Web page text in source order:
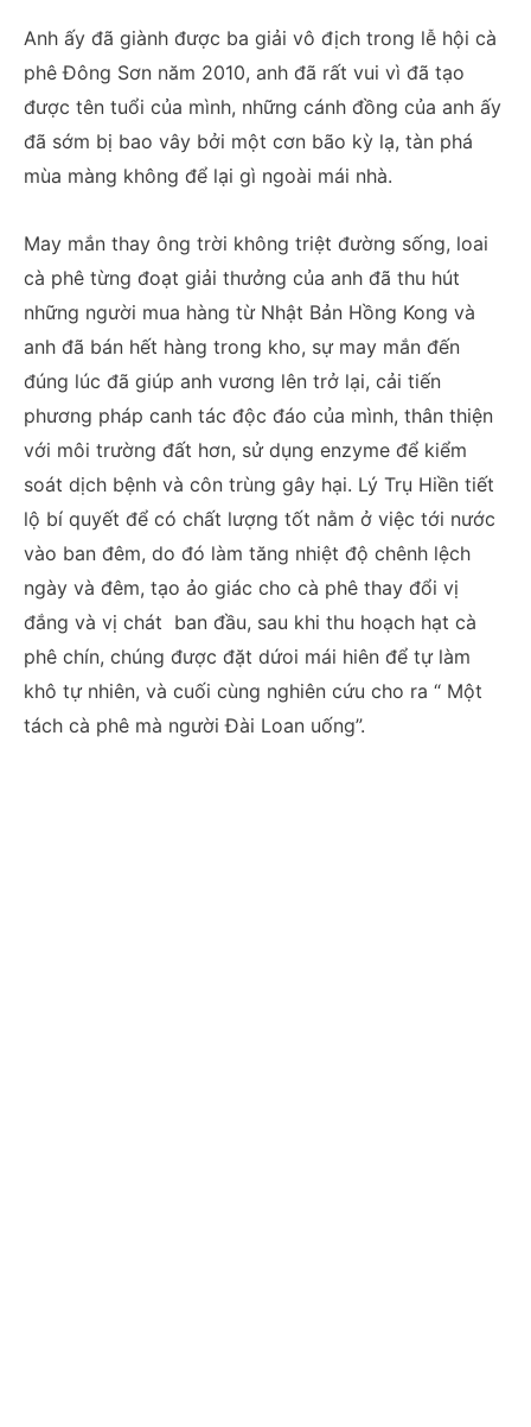
Anh ấy đã giành được ba giải vô địch trong lễ hội cà
phê Đông Sơn năm 2010, anh đã rất vui vì đã tạo
được tên tuổi của mình, những cánh đồng của anh ấy
đã sớm bị bao vây bởi một cơn bão kỳ lạ, tàn phá
mùa màng không để lại gì ngoài mái nhà.
May mắn thay ông trời không triệt đường sống, loai
cà phê từng đoạt giải thưởng của anh đã thu hút
những người mua hàng từ Nhật Bản Hồng Kong và
anh đã bán hết hàng trong kho, sự may mắn đến
đúng lúc đã giúp anh vương lên trở lại, cải tiến
phương pháp canh tác độc đáo của mình, thân thiện
với môi trường đất hơn, sử dụng enzyme để kiểm
soát dịch bệnh và côn trùng gây hại. Lý Trụ Hiền tiết
lộ bí quyết để có chất lượng tốt nằm ở việc tới nước
vào ban đêm, do đó làm tăng nhiệt độ chênh lệch
ngày và đêm, tạo ảo giác cho cà phê thay đổi vị
đắng và vị chát ban đầu, sau khi thu hoạch hạt cà
phê chín, chúng được đặt dứoi mái hiên để tự làm
khô tự nhiên, và cuối cùng nghiên cứu cho ra “ Một
tách cà phê mà người Đài Loan uống”.